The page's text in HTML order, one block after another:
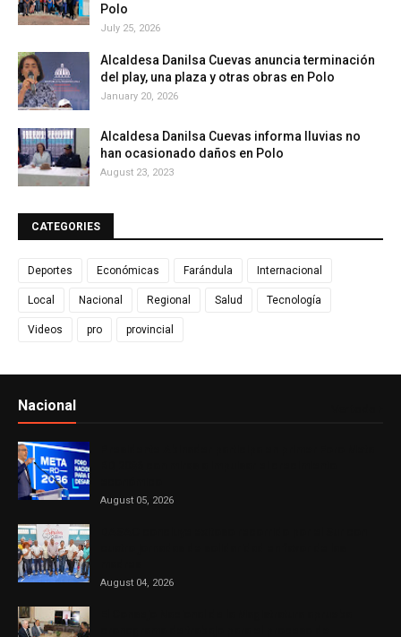
Polo
July 25, 2026
Alcaldesa Danilsa Cuevas anuncia terminación
del play, una plaza y otras obras en Polo
January 20, 2026
Alcaldesa Danilsa Cuevas informa lluvias no
han ocasionado daños en Polo
August 23, 2023
CATEGORIES
Deportes Económicas Farándula Internacional
Local Nacional Regional Salud Tecnología
Videos pro provincial
Nacional
August 05, 2026
August 04, 2026